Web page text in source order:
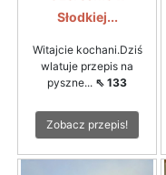
Słodkiej...
Witajcie kochani.Dziś
wlatuje przepis na
pyszne... ⇖ 133
Zobacz przepis!